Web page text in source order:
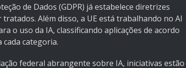
de Dados (GDPR) já estabelece diretrizes
Além disso, a UE está trabalhando no AI
o uso da IA, classificando aplicações de acordo
categoria.
federal abrangente sobre IA, iniciativas estão